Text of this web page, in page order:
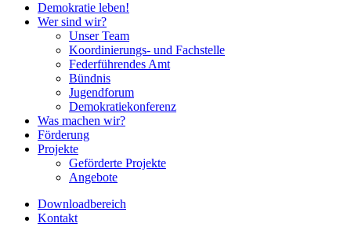
Demokratie leben!
Wer sind wir?
Unser Team
Koordinierungs- und Fachstelle
Federführendes Amt
Bündnis
Jugendforum
Demokratiekonferenz
Was machen wir?
Förderung
Projekte
Geförderte Projekte
Angebote
Downloadbereich
Kontakt